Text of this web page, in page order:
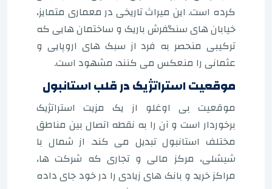
کرده است. این میراث تاریخی در معماری متمایز،
خیابان های سنگفرش باریک و ساختمان هایی که
ترکیبی منحصر به فرد از سبک های اروپایی و
عثمانی را منعکس می کنند، مشهود است.
موقعیت استراتژیک در قلب استانبول
موقعیت بی اوغلو از یک مزیت استراتژیک
برخوردار است و آن را به نقطه اتصال بین مناطق
مختلف استانبول تبدیل می کند. از شمال با
شیشلی، مرکز مالی و تجاری که شرکت ها،
مراکز خرید و بانک های زیادی را در خود جای داده